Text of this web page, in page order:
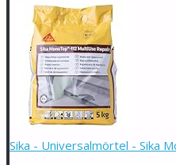
Sika - Universalmörtel - Sika